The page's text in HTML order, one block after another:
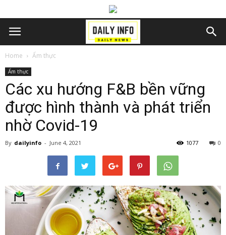
Home Ẩm thực
Ẩm thực
Các xu hướng F&B bền vững
được hình thành và phát triển
nhờ Covid-19
By dailyinfo - June 4, 2021 0
1077